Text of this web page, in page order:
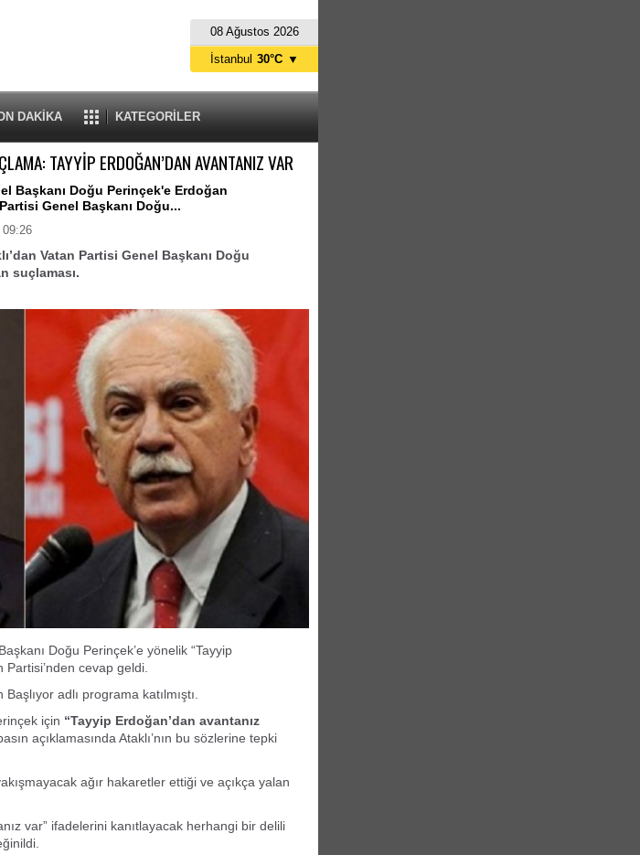
08 Ağustos 2026
DAKİKA KATEGORİLER
İstanbul 30°C ▼
TAYYİP ERDOĞAN’DAN AVANTANIZ VAR
Başkanı Doğu Perinçek'e Erdoğan
Genel Başkanı Doğu...
09:26
Vatan Partisi Genel Başkanı Doğu
suçlaması.
Doğu Perinçek’e yönelik “Tayyip
Partisi’nden cevap geldi.
adlı programa katılmıştı.
için “Tayyip Erdoğan’dan avantanız
açıklamasında Ataklı’nın bu sözlerine tepki
ağır hakaretler ettiği ve açıkça yalan
var” ifadelerini kanıtlayacak herhangi bir delili